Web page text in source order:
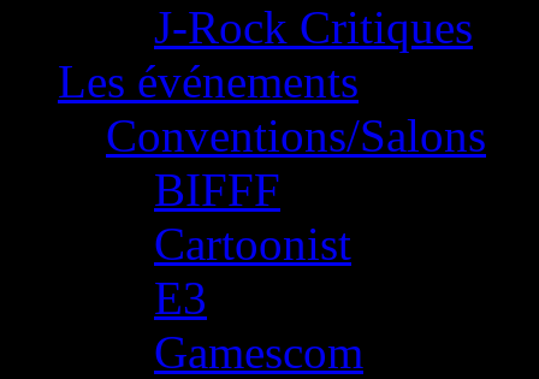
J-Rock Critiques
Les événements
Conventions/Salons
BIFFF
Cartoonist
E3
Gamescom